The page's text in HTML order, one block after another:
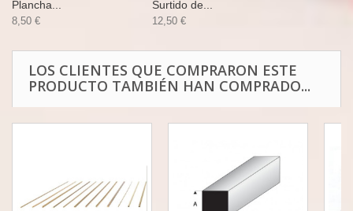
Plancha...
8,50 €
Surtido de...
12,50 €
LOS CLIENTES QUE COMPRARON ESTE
PRODUCTO TAMBIÉN HAN COMPRADO...